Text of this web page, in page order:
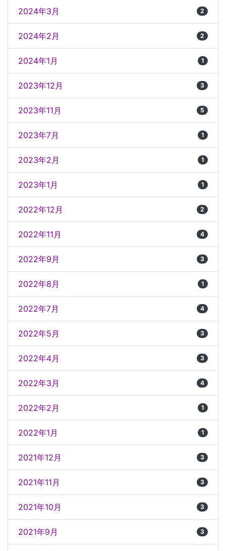
2024年3月 2
2024年2月 2
2024年1月 1
2023年12月 3
2023年11月 5
2023年7月 1
2023年2月 1
2023年1月 1
2022年12月 2
2022年11月 4
2022年9月 3
2022年8月 1
2022年7月 4
2022年5月 3
2022年4月 3
2022年3月 4
2022年2月 1
2022年1月 1
2021年12月 3
2021年11月 3
2021年10月 3
2021年9月 3